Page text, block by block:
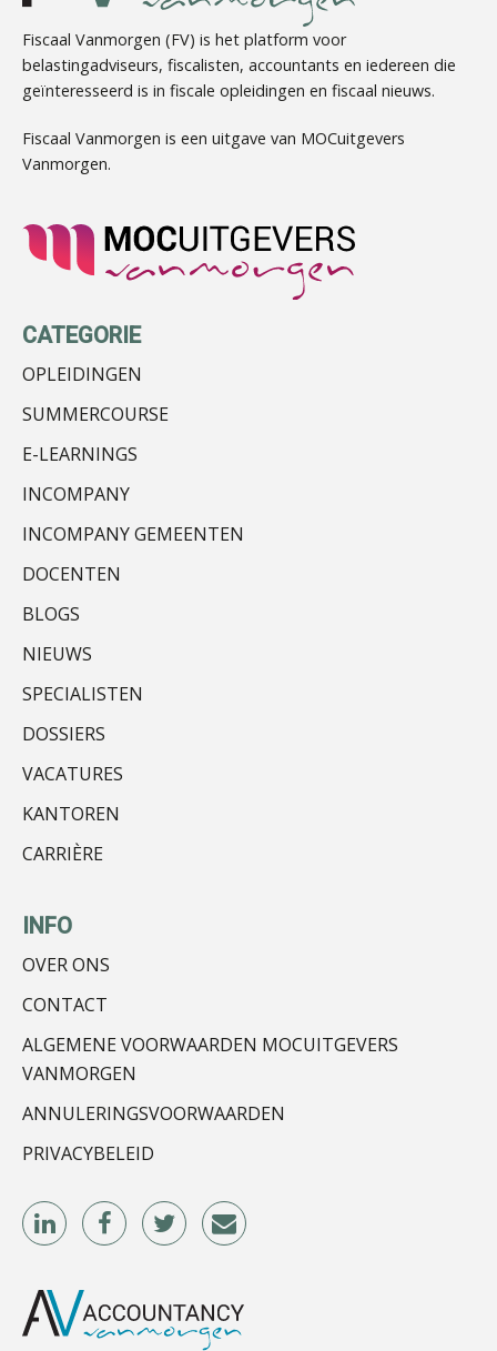
Joost Severs
Erik van Toledo
Barry Willemsen
Fiscaal Vanmorgen (FV) is het platform voor
belastingadviseurs, fiscalisten, accountants en iedereen die
geïnteresseerd is in fiscale opleidingen en fiscaal nieuws.
Fiscaal Vanmorgen is een uitgave van MOCuitgevers
Vanmorgen.
CATEGORIE
OPLEIDINGEN
SUMMERCOURSE
E-LEARNINGS
INCOMPANY
INCOMPANY GEMEENTEN
DOCENTEN
BLOGS
NIEUWS
SPECIALISTEN
DOSSIERS
VACATURES
KANTOREN
CARRIÈRE
INFO
OVER ONS
CONTACT
ALGEMENE VOORWAARDEN MOCUITGEVERS
VANMORGEN
ANNULERINGSVOORWAARDEN
PRIVACYBELEID